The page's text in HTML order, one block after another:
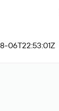
06T22:53:01Z